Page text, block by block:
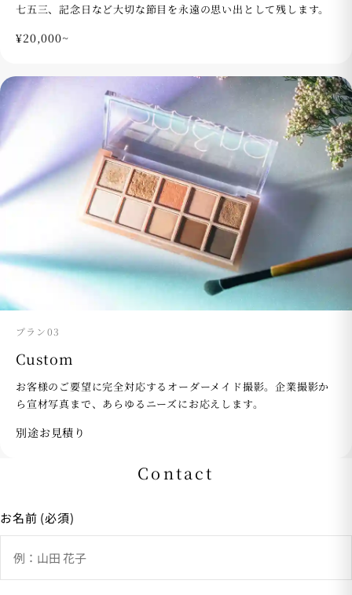
七五三、記念日など大切な節目を永遠の思い出として残します。
¥20,000~
プラン03
Custom
お客様のご要望に完全対応するオーダーメイド撮影。企業撮影か
ら宣材写真まで、あらゆるニーズにお応えします。
別途お見積り
Contact
お名前 (必須)